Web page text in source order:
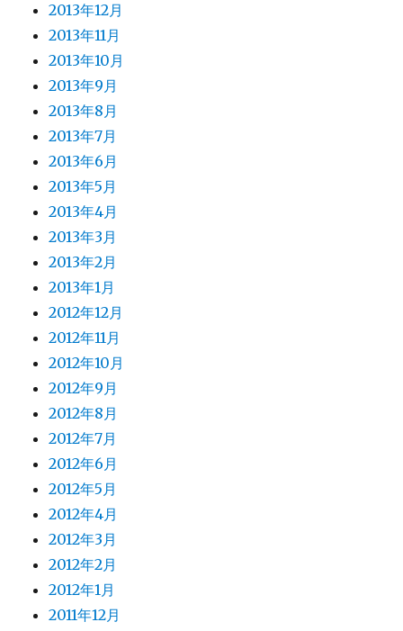
2013年12月
2013年11月
2013年10月
2013年9月
2013年8月
2013年7月
2013年6月
2013年5月
2013年4月
2013年3月
2013年2月
2013年1月
2012年12月
2012年11月
2012年10月
2012年9月
2012年8月
2012年7月
2012年6月
2012年5月
2012年4月
2012年3月
2012年2月
2012年1月
2011年12月